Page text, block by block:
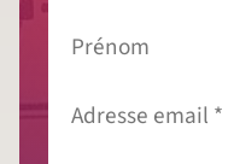
email